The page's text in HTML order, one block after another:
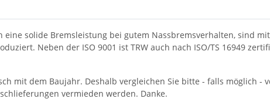
solide Bremsleistung bei gutem Nassbremsverhalten, sind
Neben der ISO 9001 ist TRW auch nach ISO/TS 16949
mit dem Baujahr. Deshalb vergleichen Sie bitte - falls möglich -
vermieden werden. Danke.